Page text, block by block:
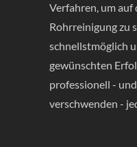
Verfahren, um auf
Rohrreinigung zu
schnellstmöglich
gewünschten
professionell -
verschwenden -